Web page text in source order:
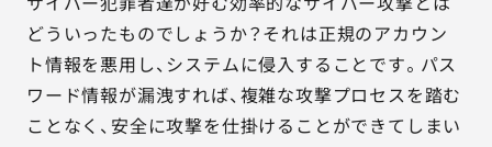
どういったものでしょうか？それは正規のアカウン
ト情報を悪用し、システムに侵入することです。パス
ワード情報が漏洩すれば、複雑な攻撃プロセスを踏む
ことなく、安全に攻撃を仕掛けることができてしまい